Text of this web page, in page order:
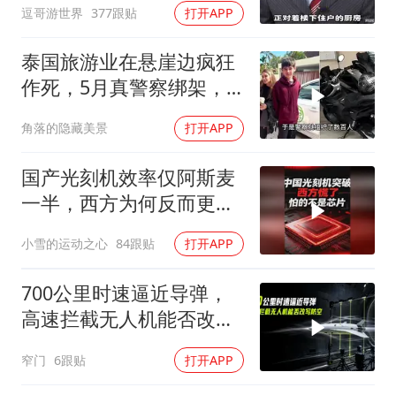
我国外贸延续良好增长态势
夯实基础开新局
逗哥游世界 377跟贴 打开APP
泰国旅游业在悬崖边疯狂
作死，5月真警察绑架，7
角落的隐藏美景 打开APP
国产光刻机效率仅阿斯麦
一半，西方为何反而更
小雪的运动之心 84跟贴 打开APP
700公里时速逼近导弹，
高速拦截无人机能否改写
窄门 6跟贴 打开APP